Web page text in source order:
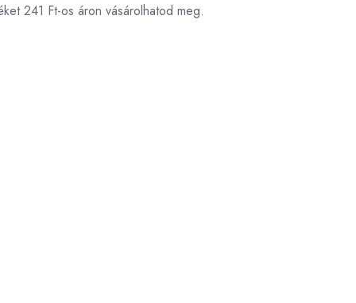
241 Ft-os áron vásárolhatod meg.